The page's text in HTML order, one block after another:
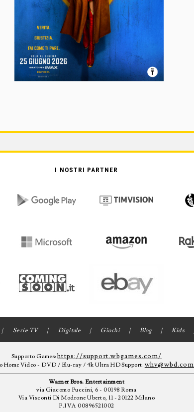
I NOSTRI PARTNER
Serie TV Digitale Giochi Blog Kids
Supporto Games:https://support.wbgames.com/
Home Video - DVD / Blu-ray / 4k Ultra HD Support:whv@wbd.com
Warner Bros. Entertainment
via Giacomo Puccini, 6 - 00198 Roma
Via Visconti Di Modrone Uberto, 11 - 20122 Milano
P.IVA 00896521002